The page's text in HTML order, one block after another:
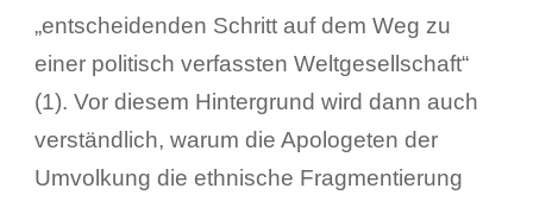
„entscheidenden Schritt auf dem Weg zu
einer politisch verfassten Weltgesellschaft“
(1). Vor diesem Hintergrund wird dann auch
verständlich, warum die Apologeten der
Umvolkung die ethnische Fragmentierung